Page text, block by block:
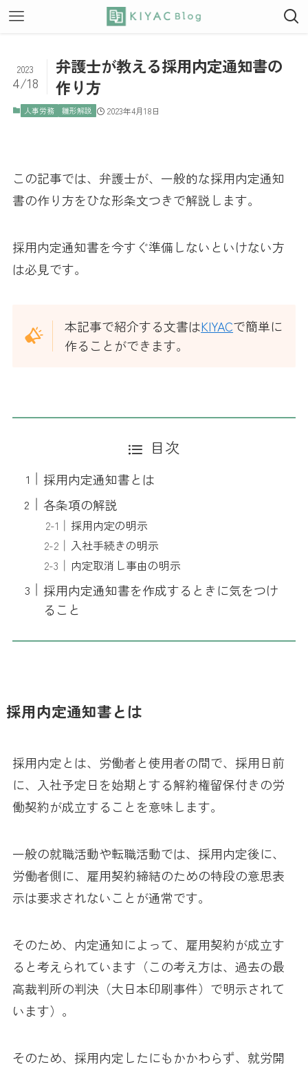
弁護士が教える採用内定通知書の
作り方
2023
4/18
人事労務 雛形解説 2023年4月18日
この記事では、弁護士が、一般的な採用内定通知
書の作り方をひな形条文つきで解説します。
採用内定通知書を今すぐ準備しないといけない方
は必見です。
本記事で紹介する文書はKIYACで簡単に
作ることができます。
目次
採用内定通知書とは
各条項の解説
採用内定の明示
入社手続きの明示
内定取消し事由の明示
採用内定通知書を作成するときに気をつけ
ること
採用内定通知書とは
採用内定とは、労働者と使用者の間で、採用日前
に、入社予定日を始期とする解約権留保付きの労
働契約が成立することを意味します。
一般の就職活動や転職活動では、採用内定後に、
労働者側に、雇用契約締結のための特段の意思表
示は要求されないことが通常です。
そのため、内定通知によって、雇用契約が成立す
ると考えられています（この考え方は、過去の最
高裁判所の判決（大日本印刷事件）で明示されて
います）。
そのため、採用内定したにもかかわらず、就労開